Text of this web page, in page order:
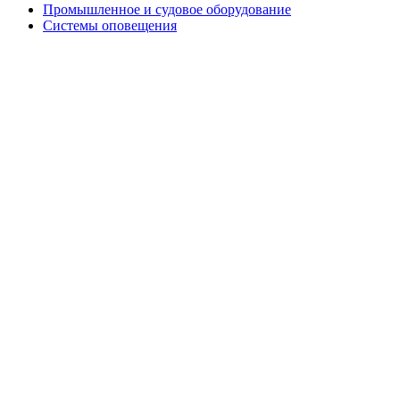
Промышленное и судовое оборудование
Системы оповещения